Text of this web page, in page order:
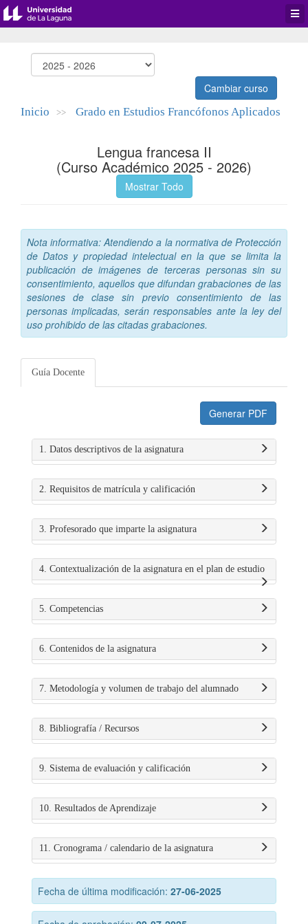
Cambiar curso
Inicio >> Grado en Estudios Francófonos Aplicados
Lengua francesa II
(Curso Académico 2025 - 2026)
Mostrar Todo
Nota informativa: Atendiendo a la normativa de Protección
de Datos y propiedad intelectual en la que se limita la
publicación de imágenes de terceras personas sin su
consentimiento, aquellos que difundan grabaciones de las
sesiones de clase sin previo consentimiento de las
personas implicadas, serán responsables ante la ley del
uso prohibido de las citadas grabaciones.
Guía Docente
Generar PDF
1. Datos descriptivos de la asignatura
2. Requisitos de matrícula y calificación
3. Profesorado que imparte la asignatura
4. Contextualización de la asignatura en el plan de estudio
5. Competencias
6. Contenidos de la asignatura
7. Metodología y volumen de trabajo del alumnado
8. Bibliografía / Recursos
9. Sistema de evaluación y calificación
10. Resultados de Aprendizaje
11. Cronograma / calendario de la asignatura
Fecha de última modificación: 27-06-2025